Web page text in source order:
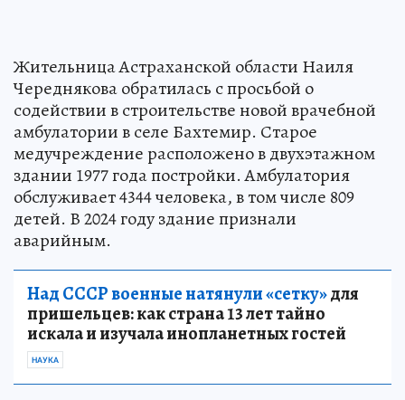
Жительница Астраханской области Наиля
Череднякова обратилась с просьбой о
содействии в строительстве новой врачебной
амбулатории в селе Бахтемир. Старое
медучреждение расположено в двухэтажном
здании 1977 года постройки. Амбулатория
обслуживает 4344 человека, в том числе 809
детей. В 2024 году здание признали
аварийным.
Над СССР военные натянули «сетку»для
пришельцев: как страна 13 лет тайно
искала и изучала инопланетных гостей
НАУКА